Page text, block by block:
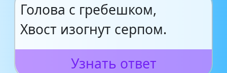
Голова с гребешком,
Хвост изогнут серпом.
Узнать ответ